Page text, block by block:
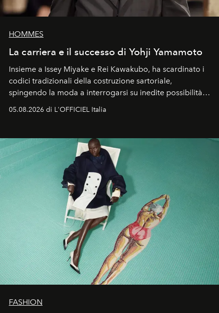
HOMMES
La carriera e il successo di Yohji Yamamoto
Insieme a Issey Miyake e Rei Kawakubo, ha scardinato i
codici tradizionali della costruzione sartoriale,
spingendo la moda a interrogarsi su inedite possibilità
un’impronta indelebile nella storia della moda.
05.08.2026 di L'OFFICIEL Italia
FASHION